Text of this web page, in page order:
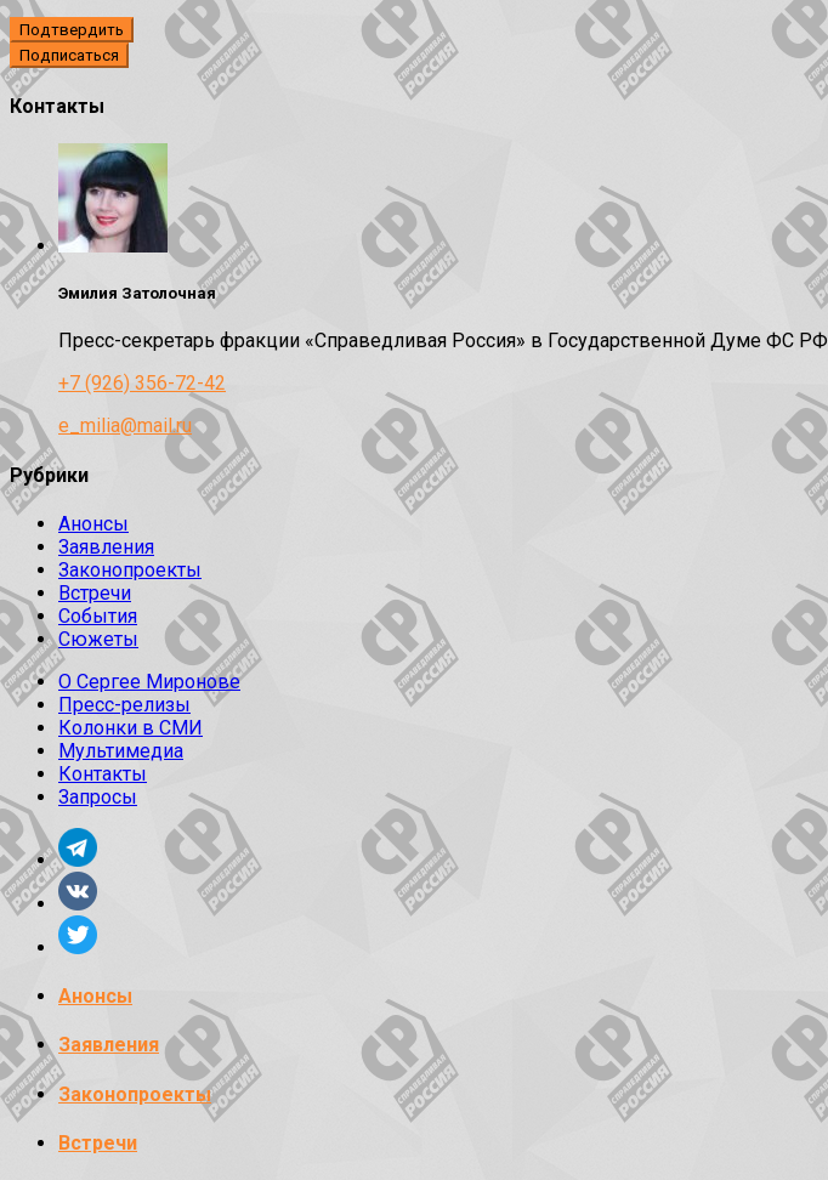
Подтвердить
Контакты
Эмилия Затолочная
Пресс-секретарь фракции «Справедливая Россия» в Государственной Думе ФС РФ
+7 (926) 356-72-42
e_milia@mail.ru
Рубрики
Анонсы
Заявления
Законопроекты
Встречи
События
Сюжеты
О Сергее Миронове
Пресс-релизы
Колонки в СМИ
Мультимедиа
Контакты
Запросы
Анонсы
Заявления
Законопроекты
Встречи